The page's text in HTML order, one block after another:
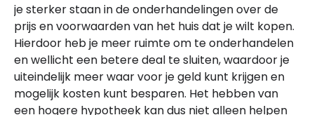
je sterker staan in de onderhandelingen over de
prijs en voorwaarden van het huis dat je wilt kopen.
Hierdoor heb je meer ruimte om te onderhandelen
en wellicht een betere deal te sluiten, waardoor je
uiteindelijk meer waar voor je geld kunt krijgen en
mogelijk kosten kunt besparen. Het hebben van
een hogere hypotheek kan dus niet alleen helpen